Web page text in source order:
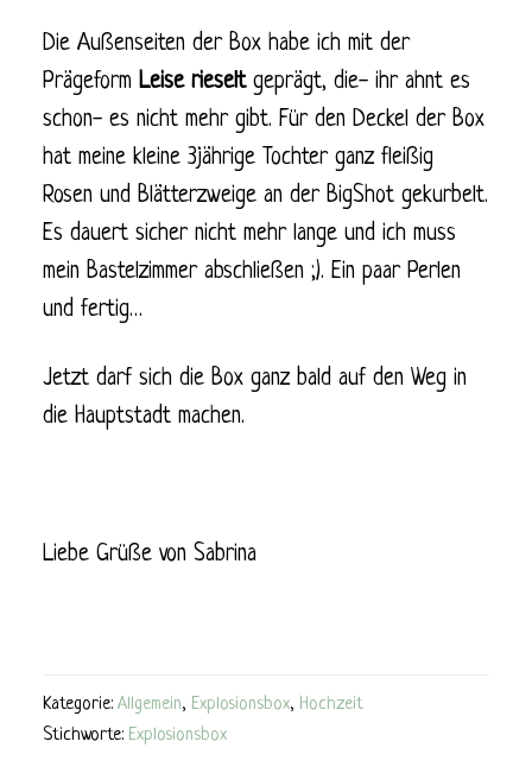
Die Außenseiten der Box habe ich mit der
Prägeform Leise rieselt geprägt, die- ihr ahnt es
schon- es nicht mehr gibt. Für den Deckel der Box
hat meine kleine 3jährige Tochter ganz fleißig
Rosen und Blätterzweige an der BigShot gekurbelt.
Es dauert sicher nicht mehr lange und ich muss
mein Bastelzimmer abschließen ;). Ein paar Perlen
und fertig…
Jetzt darf sich die Box ganz bald auf den Weg in
die Hauptstadt machen.
Liebe Grüße von Sabrina
Kategorie: Allgemein, Explosionsbox, Hochzeit
Stichworte: Explosionsbox